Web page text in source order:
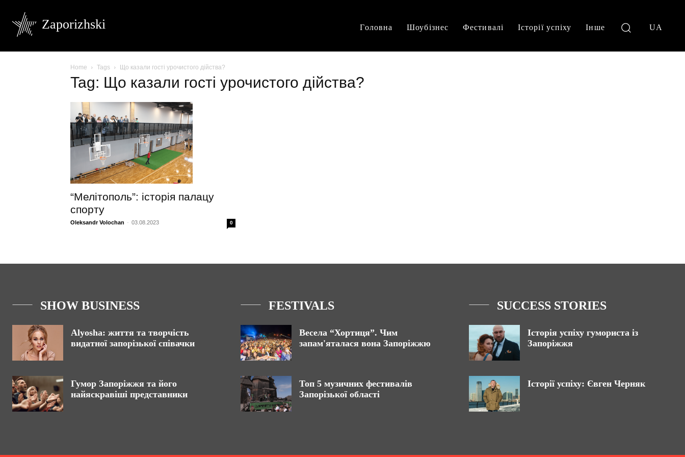
Zaporizhski Головна Шоубізнес Фестивалі Історії успіху Інше UA
Home Tags Що казали гості урочистого дійства?
Tag: Що казали гості урочистого дійства?
“Мелітополь”: історія палацу
спорту
Oleksandr Volochan - 03.08.2023 0
SHOW BUSINESS
Alyosha: життя та творчість
видатної запорізької співачки
Гумор Запоріжжя та його
найяскравіші представники
FESTIVALS
Весела “Хортиця”. Чим
запам'яталася вона Запоріжжю
Топ 5 музичних фестивалів
Запорізької області
SUCCESS STORIES
Історія успіху гумориста із
Запоріжжя
Історії успіху: Євген Черняк